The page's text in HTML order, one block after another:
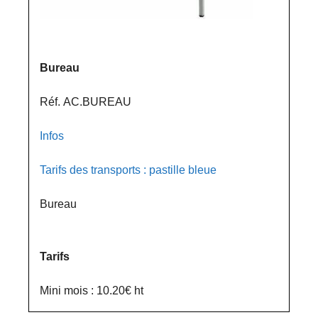
Bureau
Réf. AC.BUREAU
Infos
Tarifs des transports : pastille bleue
Bureau
Tarifs
Mini mois : 10.20€ ht